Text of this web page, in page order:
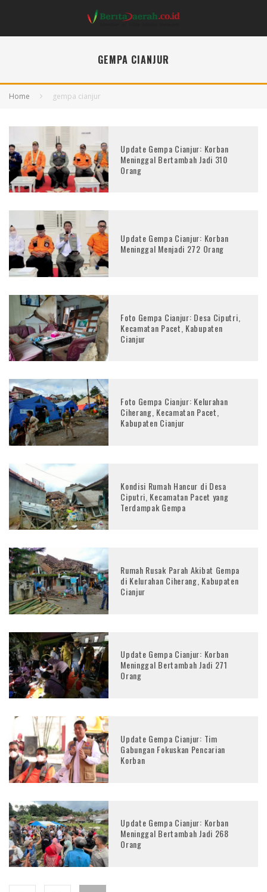
GEMPA CIANJUR
Home gempa cianjur
Update Gempa Cianjur: Korban
Meninggal Bertambah Jadi 310
Orang
Update Gempa Cianjur: Korban
Meninggal Menjadi 272 Orang
Foto Gempa Cianjur: Desa Ciputri,
Kecamatan Pacet, Kabupaten
Cianjur
Foto Gempa Cianjur: Kelurahan
Ciherang, Kecamatan Pacet,
Kabupaten Cianjur
Kondisi Rumah Hancur di Desa
Ciputri, Kecamatan Pacet yang
Terdampak Gempa
Rumah Rusak Parah Akibat Gempa
di Kelurahan Ciherang, Kabupaten
Cianjur
Update Gempa Cianjur: Korban
Meninggal Bertambah Jadi 271
Orang
Update Gempa Cianjur: Tim
Gabungan Fokuskan Pencarian
Korban
Update Gempa Cianjur: Korban
Meninggal Bertambah Jadi 268
Orang